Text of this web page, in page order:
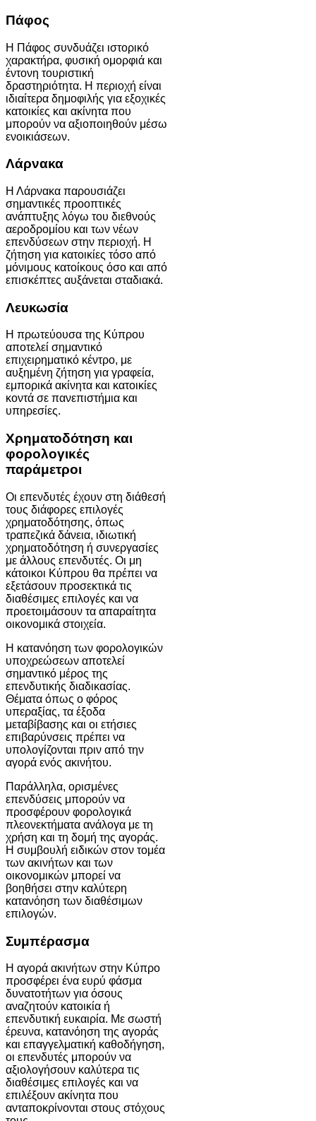
Πάφος
Η Πάφος συνδυάζει ιστορικό
χαρακτήρα, φυσική ομορφιά και
έντονη τουριστική
δραστηριότητα. Η περιοχή είναι
ιδιαίτερα δημοφιλής για εξοχικές
κατοικίες και ακίνητα που
μπορούν να αξιοποιηθούν μέσω
ενοικιάσεων.
Λάρνακα
Η Λάρνακα παρουσιάζει
σημαντικές προοπτικές
ανάπτυξης λόγω του διεθνούς
αεροδρομίου και των νέων
επενδύσεων στην περιοχή. Η
ζήτηση για κατοικίες τόσο από
μόνιμους κατοίκους όσο και από
επισκέπτες αυξάνεται σταδιακά.
Λευκωσία
Η πρωτεύουσα της Κύπρου
αποτελεί σημαντικό
επιχειρηματικό κέντρο, με
αυξημένη ζήτηση για γραφεία,
εμπορικά ακίνητα και κατοικίες
κοντά σε πανεπιστήμια και
υπηρεσίες.
Χρηματοδότηση και
φορολογικές
παράμετροι
Οι επενδυτές έχουν στη διάθεσή
τους διάφορες επιλογές
χρηματοδότησης, όπως
τραπεζικά δάνεια, ιδιωτική
χρηματοδότηση ή συνεργασίες
με άλλους επενδυτές. Οι μη
κάτοικοι Κύπρου θα πρέπει να
εξετάσουν προσεκτικά τις
διαθέσιμες επιλογές και να
προετοιμάσουν τα απαραίτητα
οικονομικά στοιχεία.
Η κατανόηση των φορολογικών
υποχρεώσεων αποτελεί
σημαντικό μέρος της
επενδυτικής διαδικασίας.
Θέματα όπως ο φόρος
υπεραξίας, τα έξοδα
μεταβίβασης και οι ετήσιες
επιβαρύνσεις πρέπει να
υπολογίζονται πριν από την
αγορά ενός ακινήτου.
Παράλληλα, ορισμένες
επενδύσεις μπορούν να
προσφέρουν φορολογικά
πλεονεκτήματα ανάλογα με τη
χρήση και τη δομή της αγοράς.
Η συμβουλή ειδικών στον τομέα
των ακινήτων και των
οικονομικών μπορεί να
βοηθήσει στην καλύτερη
κατανόηση των διαθέσιμων
επιλογών.
Συμπέρασμα
Η αγορά ακινήτων στην Κύπρο
προσφέρει ένα ευρύ φάσμα
δυνατοτήτων για όσους
αναζητούν κατοικία ή
επενδυτική ευκαιρία. Με σωστή
έρευνα, κατανόηση της αγοράς
και επαγγελματική καθοδήγηση,
οι επενδυτές μπορούν να
αξιολογήσουν καλύτερα τις
διαθέσιμες επιλογές και να
επιλέξουν ακίνητα που
ανταποκρίνονται στους στόχους